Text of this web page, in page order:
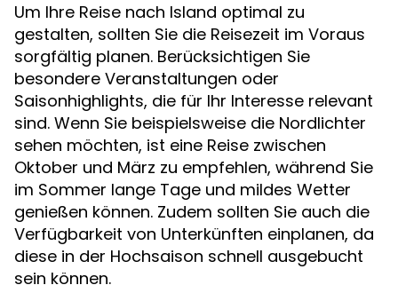
Um Ihre Reise nach Island optimal zu
gestalten, sollten Sie die Reisezeit im Voraus
sorgfältig planen. Berücksichtigen Sie
besondere Veranstaltungen oder
Saisonhighlights, die für Ihr Interesse relevant
sind. Wenn Sie beispielsweise die Nordlichter
sehen möchten, ist eine Reise zwischen
Oktober und März zu empfehlen, während Sie
im Sommer lange Tage und mildes Wetter
genießen können. Zudem sollten Sie auch die
Verfügbarkeit von Unterkünften einplanen, da
diese in der Hochsaison schnell ausgebucht
sein können.